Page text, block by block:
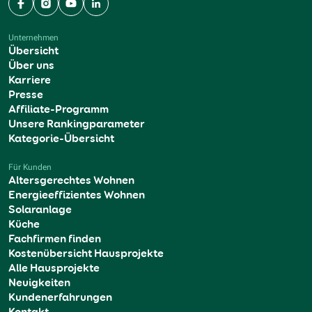
FacebookInstagram
YouTubeLinkedIn
Unternehmen
Übersicht
Über uns
Karriere
Presse
Affiliate-Programm
Unsere Rankingparameter
Kategorie-Übersicht
Für Kunden
Altersgerechtes Wohnen
Energieeffizientes Wohnen
Solaranlage
Küche
Fachfirmen finden
Kostenübersicht Hausprojekte
Alle Hausprojekte
Neuigkeiten
Kundenerfahrungen